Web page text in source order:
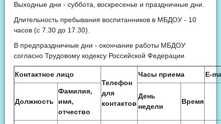
Выходные дни - суббота, воскресенье и праздничные дни.
Длительность пребывания воспитанников в МБДОУ - 10
часов (с 7.30 до 17.30).
В предпраздничные дни - окончание работы МБДОУ
согласно Трудовому кодексу Российской Федерации
Контактное лицо
Телефон
для
контактов
Часы приема Е-
Должность
Фамилия,
имя,
отчество
День
недели
Время